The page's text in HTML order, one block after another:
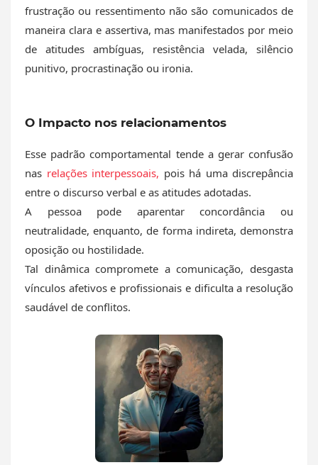
frustração ou ressentimento não são comunicados de
maneira clara e assertiva, mas manifestados por meio
de atitudes ambíguas, resistência velada, silêncio
punitivo, procrastinação ou ironia.
O Impacto nos relacionamentos
Esse padrão comportamental tende a gerar confusão
nas relações interpessoais, pois há uma discrepância
entre o discurso verbal e as atitudes adotadas.
A pessoa pode aparentar concordância ou
neutralidade, enquanto, de forma indireta, demonstra
oposição ou hostilidade.
Tal dinâmica compromete a comunicação, desgasta
vínculos afetivos e profissionais e dificulta a resolução
saudável de conflitos.